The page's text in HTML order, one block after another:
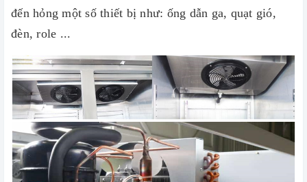
đến hỏng một số thiết bị như: ống dẫn ga, quạt gió,
đèn, role ...